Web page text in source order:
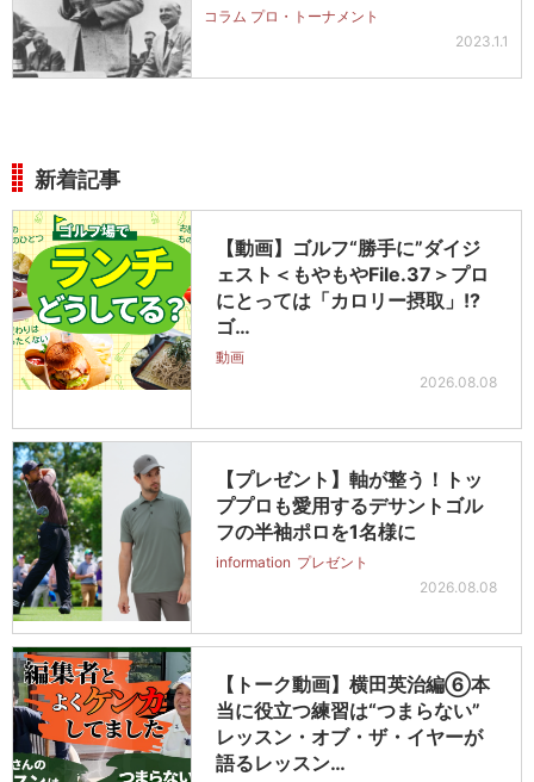
コラム プロ・トーナメント
2023.1.1
新着記事
【動画】ゴルフ“勝手に”ダイジ
ェスト＜もやもやFile.37＞プロ
にとっては「カロリー摂取」!?
ゴ…
動画
2026.08.08
【プレゼント】軸が整う！トッ
ププロも愛用するデサントゴル
フの半袖ポロを1名様に
information プレゼント
2026.08.08
【トーク動画】横田英治編⑥本
当に役立つ練習は“つまらない”
レッスン・オブ・ザ・イヤーが
語るレッスン…